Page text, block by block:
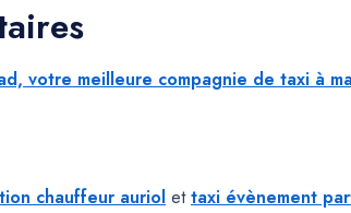
votre meilleure compagnie de taxi à
chauffeur auriol ettaxi évènement